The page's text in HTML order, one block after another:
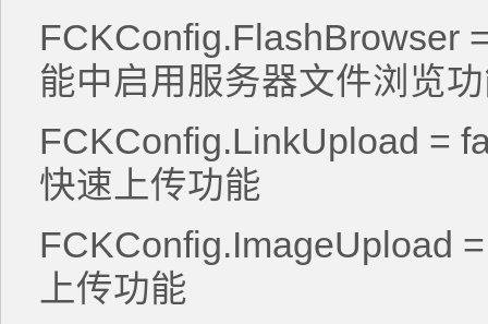
FCKConfig.FlashBrowser
能中启用服务器文件浏览
FCKConfig.LinkUpload =
快速上传功能
FCKConfig.ImageUpload
上传功能